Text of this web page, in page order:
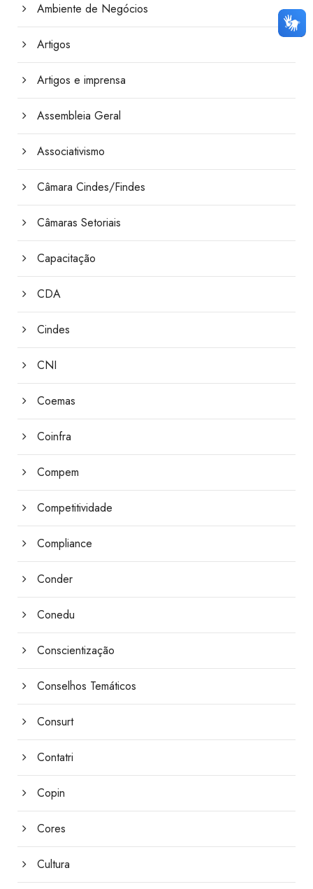
Ambiente de Negócios
Artigos
Artigos e imprensa
Assembleia Geral
Associativismo
Câmara Cindes/Findes
Câmaras Setoriais
Capacitação
CDA
Cindes
CNI
Coemas
Coinfra
Compem
Competitividade
Compliance
Conder
Conedu
Conscientização
Conselhos Temáticos
Consurt
Contatri
Copin
Cores
Cultura